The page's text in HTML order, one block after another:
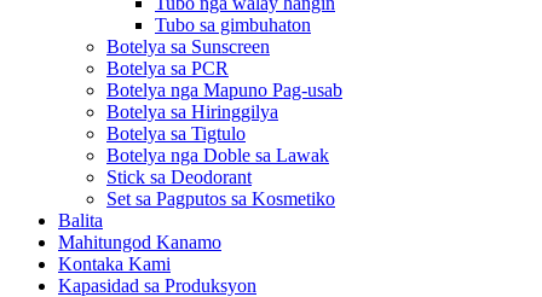
Tubo sa gimbuhaton
Botelya sa Sunscreen
Botelya sa PCR
Botelya nga Mapuno Pag-usab
Botelya sa Hiringgilya
Botelya sa Tigtulo
Botelya nga Doble sa Lawak
Stick sa Deodorant
Set sa Pagputos sa Kosmetiko
Balita
Mahitungod Kanamo
Kontaka Kami
Kapasidad sa Produksyon